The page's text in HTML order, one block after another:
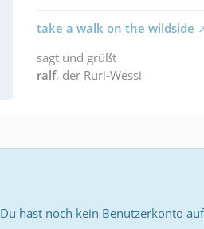
take a walk on the wildside
sagt und grüßt
ralf, der Ruri-Wessi
Du hast noch kein Benutzerkonto